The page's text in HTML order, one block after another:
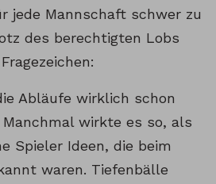
jede Mannschaft schwer zu
des berechtigten Lobs
Abläufe wirklich schon
wirkte es so, als
Spieler Ideen, die beim
waren. Tiefenbälle